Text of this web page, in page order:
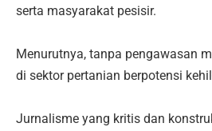
serta masyarakat pesisir.
‎Menurutnya, tanpa pengawasan
di sektor pertanian berpotensi
‎Jurnalisme yang kritis dan